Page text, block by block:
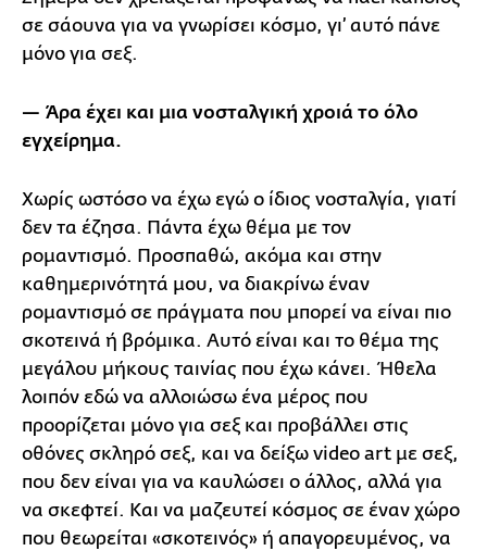
σε σάουνα για να γνωρίσει κόσμο, γι’ αυτό πάνε
μόνο για σεξ.
— Άρα έχει και μια νοσταλγική χροιά το όλο
εγχείρημα.
Χωρίς ωστόσο να έχω εγώ ο ίδιος νοσταλγία, γιατί
δεν τα έζησα. Πάντα έχω θέμα με τον
ρομαντισμό. Προσπαθώ, ακόμα και στην
καθημερινότητά μου, να διακρίνω έναν
ρομαντισμό σε πράγματα που μπορεί να είναι πιο
σκοτεινά ή βρόμικα. Αυτό είναι και το θέμα της
μεγάλου μήκους ταινίας που έχω κάνει. Ήθελα
λοιπόν εδώ να αλλοιώσω ένα μέρος που
προορίζεται μόνο για σεξ και προβάλλει στις
οθόνες σκληρό σεξ, και να δείξω video art με σεξ,
που δεν είναι για να καυλώσει ο άλλος, αλλά για
να σκεφτεί. Και να μαζευτεί κόσμος σε έναν χώρο
που θεωρείται «σκοτεινός» ή απαγορευμένος, να